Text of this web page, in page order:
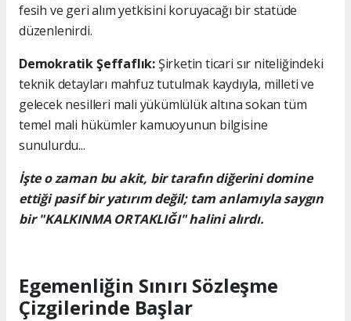
fesih ve geri alım yetkisini koruyacağı bir statüde
düzenlenirdi.
Demokratik Şeffaflık:Şirketin ticari sır niteliğindeki
teknik detayları mahfuz tutulmak kaydıyla, milleti ve
gelecek nesilleri mali yükümlülük altına sokan tüm
temel mali hükümler kamuoyunun bilgisine
sunulurdu...
İşte o zaman bu akit, bir tarafın diğerini domine
ettiği pasif bir yatırım değil; tam anlamıyla saygın
bir "KALKINMA ORTAKLIĞI" halini alırdı.
Egemenliğin Sınırı Sözleşme
Çizgilerinde Başlar